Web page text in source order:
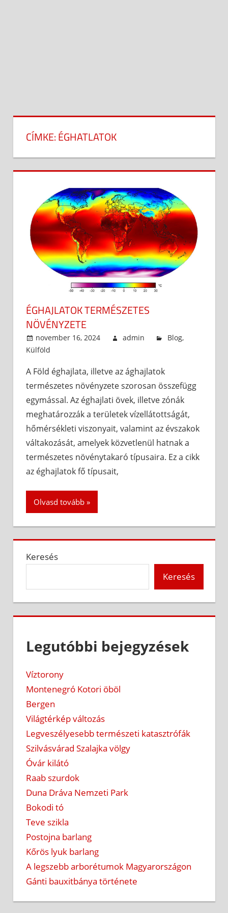
CÍMKE:ÉGHATLATOK
ÉGHAJLATOK TERMÉSZETES
NÖVÉNYZETE
november 16, 2024 admin Blog,
Külföld
A Föld éghajlata, illetve az ághajlatok
természetes növényzete szorosan összefügg
egymással. Az éghajlati övek, illetve zónák
meghatározzák a területek vízellátottságát,
hőmérsékleti viszonyait, valamint az évszakok
váltakozását, amelyek közvetlenül hatnak a
természetes növénytakaró típusaira. Ez a cikk
az éghajlatok fő típusait,
Olvasd tovább
Keresés
Keresés
Legutóbbi bejegyzések
Víztorony
Montenegró Kotori öböl
Bergen
Világtérkép változás
Legveszélyesebb természeti katasztrófák
Szilvásvárad Szalajka völgy
Óvár kilátó
Raab szurdok
Duna Dráva Nemzeti Park
Bokodi tó
Teve szikla
Postojna barlang
Kőrös lyuk barlang
A legszebb arborétumok Magyarországon
Gánti bauxitbánya története